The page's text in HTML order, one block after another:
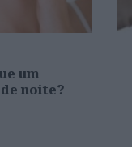
um
noite?